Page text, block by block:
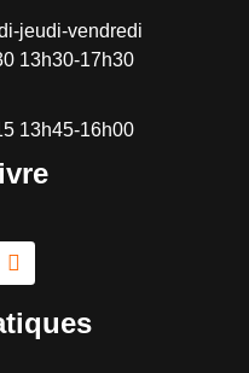
jeudi-vendredi
13h30-17h30
13h45-16h00